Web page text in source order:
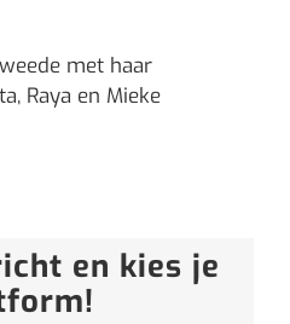
met haar
Raya en Mieke
en kies je